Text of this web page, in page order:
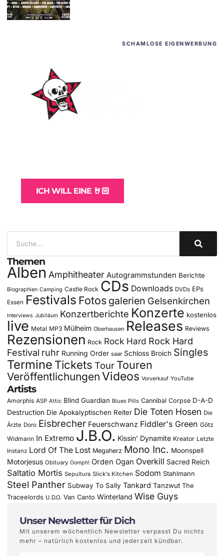
SCHAMLOSE EIGENWERBUNG
ICH WILL EINE 🤘🏻
Themen
Alben Amphitheater Autogrammstunden Berichte
Biographien Camping Castle Rock CDs Downloads DVDs EPs
Essen Festivals Fotos galerien Gelsenkirchen
Interviews Jubiläum Konzertberichte Konzerte kostenlos
live Metal MP3 Mülheim Oberhausen Releases Reviews
Rezensionen Rock Rock Hard Rock Hard
Festival ruhr Running Order saar Schloss Broich Singles
Termine Tickets Tour Touren
Veröffentlichungen Videos Vorverkauf YouTube
Artists
Amorphis ASP Attic Blind Guardian Blues Pills Cannibal Corpse D-A-D
Destruction Die Apokalyptischen Reiter Die Toten Hosen Die
Ärzte Doro Eisbrecher Feuerschwanz Fiddler's Green Götz
Widmann In Extremo J.B.O. Kissin' Dynamite Kreator Letzte
Instanz Lord Of The Lost Megaherz Mono Inc. Moonspell
Motorjesus Obituary Oomph! Orden Ogan Overkill Sacred Reich
Saltatio Mortis Sepultura Slick's Kitchen Sodom Stahlmann
Steel Panther Subway To Sally Tankard Tanzwut The
Traceelords U.D.O. Van Canto Winterland Wise Guys
Unser Newsletter für Dich
Mit unserem wöchentlich Newsletter verpasst Du nichts
mehr – natürlich kostenlos und jederzeit kündbar.